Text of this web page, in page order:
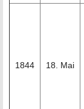
1844 18. Mai